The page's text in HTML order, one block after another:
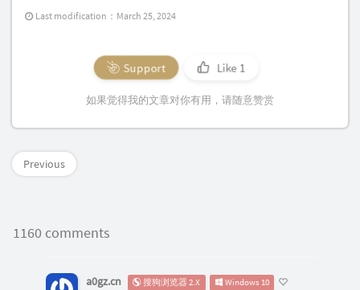
Last modification：March 25, 2024
Support Like 1
如果觉得我的文章对你有用，请随意赞赏
Previous
1160 comments
a0gz.cn 搜狗浏览器 2.X Windows 10